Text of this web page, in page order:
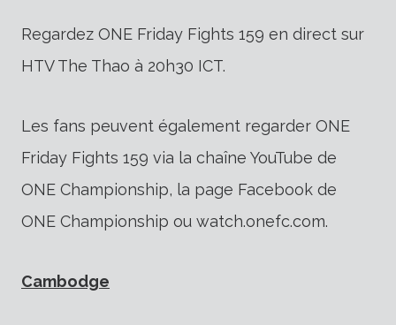
Regardez ONE Friday Fights 159 en direct sur
HTV The Thao à 20h30 ICT.
Les fans peuvent également regarder ONE
Friday Fights 159 via la chaîne YouTube de
ONE Championship, la page Facebook de
ONE Championship ou watch.onefc.com.
Cambodge